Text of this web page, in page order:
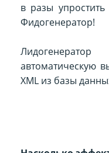
в разы
Фидогенератор!
автоматическую
XML из базы